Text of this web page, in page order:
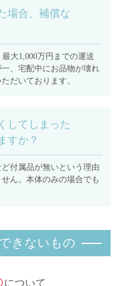
場合、補償な
大1,000万円までの運送
、宅配中にお品物が壊れ
だいております。
してしまった
すか？
付属品が無いという理由
ん。本体のみの場合でも
きないもの
について